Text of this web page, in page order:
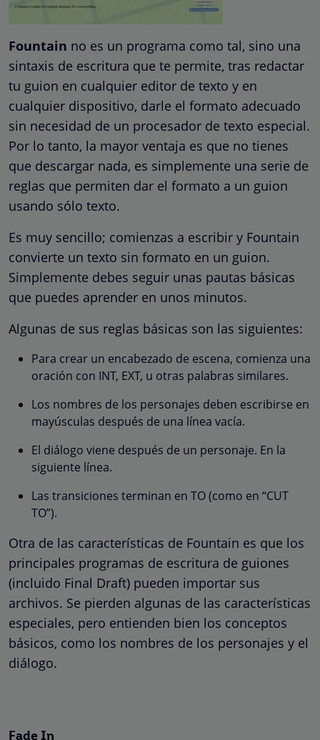
Fountain no es un programa como tal, sino una
sintaxis de escritura que te permite, tras redactar
tu guion en cualquier editor de texto y en
cualquier dispositivo, darle el formato adecuado
sin necesidad de un procesador de texto especial.
Por lo tanto, la mayor ventaja es que no tienes
que descargar nada, es simplemente una serie de
reglas que permiten dar el formato a un guion
usando sólo texto.
Es muy sencillo; comienzas a escribir y Fountain
convierte un texto sin formato en un guion.
Simplemente debes seguir unas pautas básicas
que puedes aprender en unos minutos.
Algunas de sus reglas básicas son las siguientes:
Para crear un encabezado de escena, comienza una
oración con INT, EXT, u otras palabras similares.
Los nombres de los personajes deben escribirse en
mayúsculas después de una línea vacía.
El diálogo viene después de un personaje. En la
siguiente línea.
Las transiciones terminan en TO (como en “CUT
TO”).
Otra de las características de Fountain es que los
principales programas de escritura de guiones
(incluido Final Draft) pueden importar sus
archivos. Se pierden algunas de las características
especiales, pero entienden bien los conceptos
básicos, como los nombres de los personajes y el
diálogo.
Fade In